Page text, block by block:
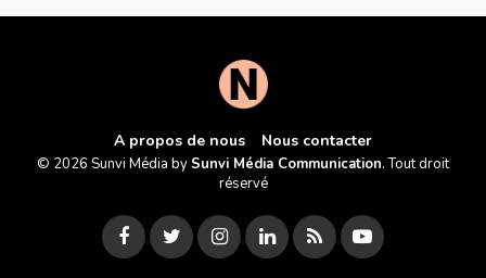
A propos de nous Nous contacter
© 2026 Sunvi Média by Sunvi Média Communication. Tout droit
réservé